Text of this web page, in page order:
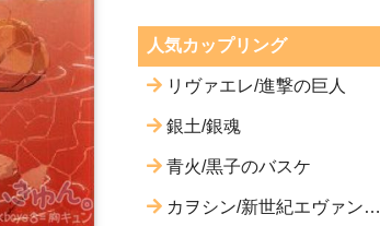
人気カップリング
リヴァエレ/進撃の巨人
銀土/銀魂
青火/黒子のバスケ
カヲシン/新世紀エヴァンゲ